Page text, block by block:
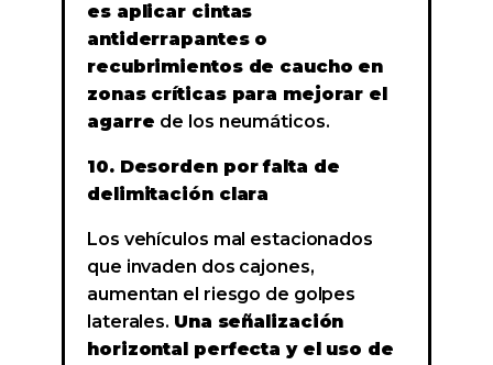
es aplicar cintas
antiderrapantes o
recubrimientos de caucho en
zonas críticas para mejorar el
agarre de los neumáticos.
10. Desorden por falta de
delimitación clara
Los vehículos mal estacionados
que invaden dos cajones,
aumentan el riesgo de golpes
laterales. Una señalización
horizontal perfecta y el uso de